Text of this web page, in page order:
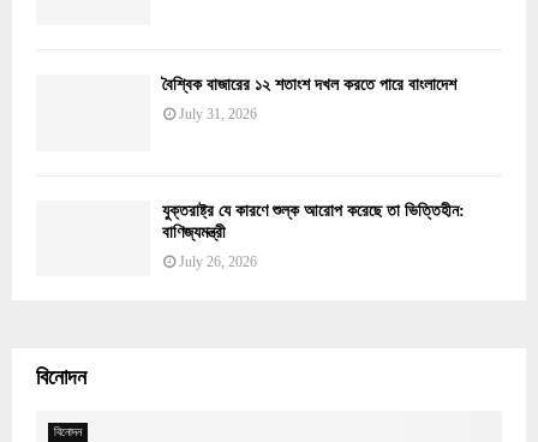
বৈশ্বিক বাজারের ১২ শতাংশ দখল করতে পারে বাংলাদেশ
July 31, 2026
যুক্তরাষ্ট্র যে কারণে শুল্ক আরোপ করেছে তা ভিত্তিহীন:
বাণিজ্যমন্ত্রী
July 26, 2026
বিনোদন
বিনোদন